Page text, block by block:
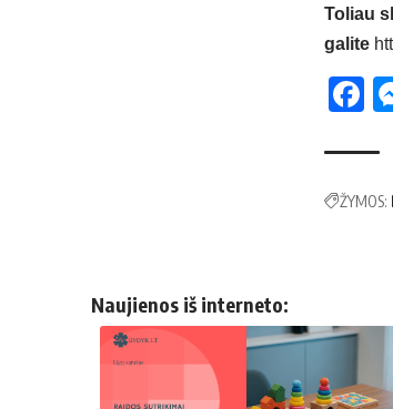
Toliau
galite
ŽYMOS:
Naujienos iš interneto: